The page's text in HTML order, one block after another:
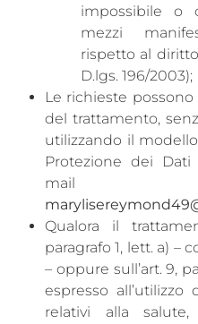
impossibile o
mezzi
rispetto al
D.lgs. 196/2003);
Le richieste
del trattamento,
utilizzando il
Protezione dei
mail
Qualora il
paragrafo 1, lett. a) –
– oppure sull’art. 9,
espresso
relativi alla